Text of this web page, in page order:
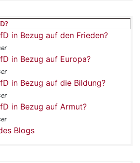
in Bezug auf den Frieden?
in Bezug auf Europa?
in Bezug auf die Bildung?
in Bezug auf Armut?
Blogs